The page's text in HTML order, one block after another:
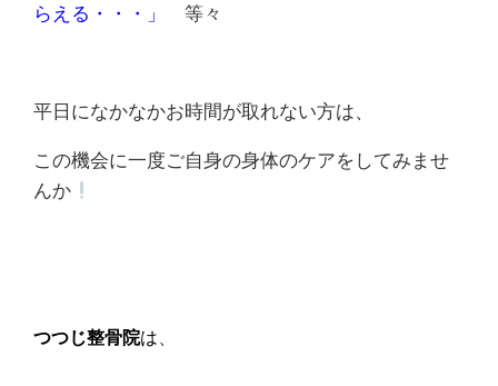
らえる・・・」
等々
平日になかなかお時間が取れない方は、
この機会に一度ご自身の身体のケアをしてみませ
んか
つつじ整骨院は、